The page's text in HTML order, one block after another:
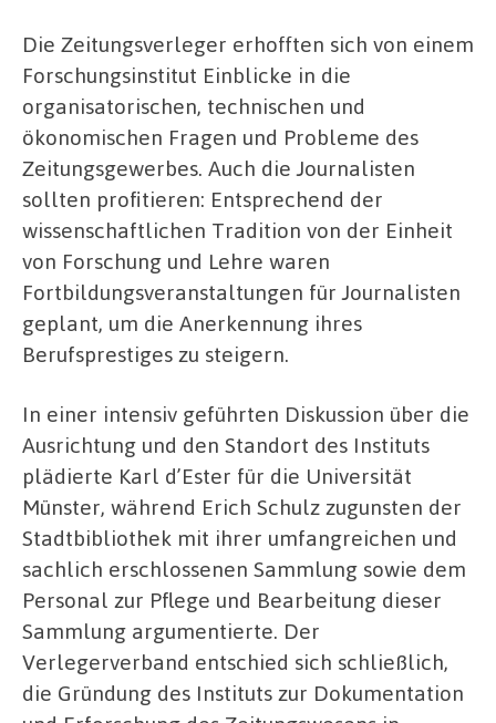
Die Zeitungsverleger erhofften sich von einem
Forschungsinstitut Einblicke in die
organisatorischen, technischen und
ökonomischen Fragen und Probleme des
Zeitungsgewerbes. Auch die Journalisten
sollten profitieren: Entsprechend der
wissenschaftlichen Tradition von der Einheit
von Forschung und Lehre waren
Fortbildungsveranstaltungen für Journalisten
geplant, um die Anerkennung ihres
Berufsprestiges zu steigern.
In einer intensiv geführten Diskussion über die
Ausrichtung und den Standort des Instituts
plädierte Karl d’Ester für die Universität
Münster, während Erich Schulz zugunsten der
Stadtbibliothek mit ihrer umfangreichen und
sachlich erschlossenen Sammlung sowie dem
Personal zur Pflege und Bearbeitung dieser
Sammlung argumentierte. Der
Verlegerverband entschied sich schließlich,
die Gründung des Instituts zur Dokumentation